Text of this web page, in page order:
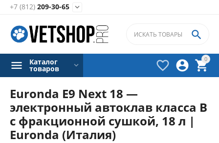
+7 (812) 209-30-65 
0




Каталог
товаров
Euronda E9 Next 18 —
электронный автоклав класса B
с фракционной сушкой, 18 л |
Euronda (Италия)